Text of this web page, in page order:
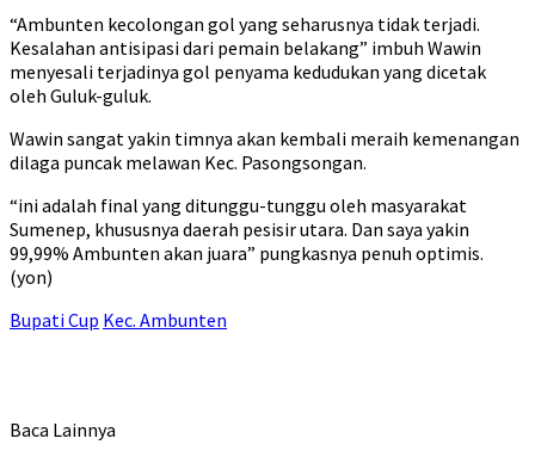
“Ambunten kecolongan gol yang seharusnya tidak terjadi.
Kesalahan antisipasi dari pemain belakang” imbuh Wawin
menyesali terjadinya gol penyama kedudukan yang dicetak
oleh Guluk-guluk.
Wawin sangat yakin timnya akan kembali meraih kemenangan
dilaga puncak melawan Kec. Pasongsongan.
“ini adalah final yang ditunggu-tunggu oleh masyarakat
Sumenep, khususnya daerah pesisir utara. Dan saya yakin
99,99% Ambunten akan juara” pungkasnya penuh optimis.
(yon)
Bupati Cup Kec. Ambunten
Baca Lainnya